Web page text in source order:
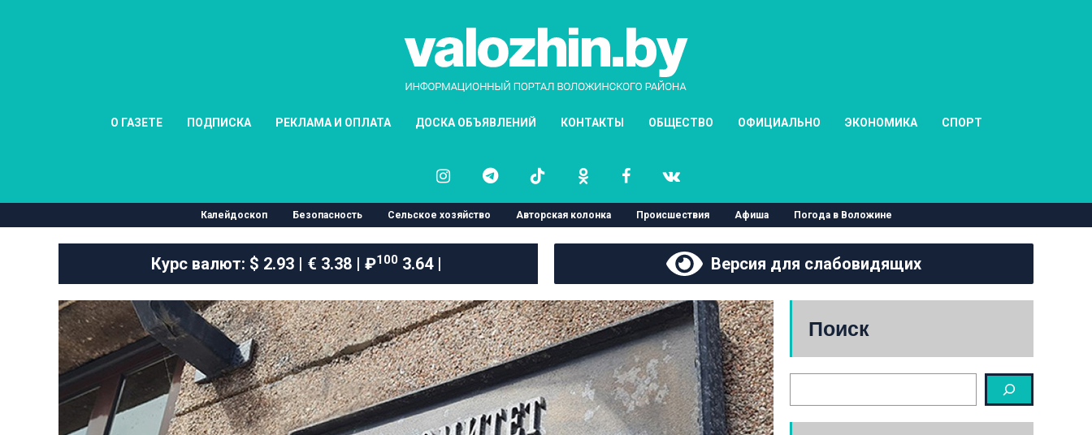
О ГАЗЕТЕ ПОДПИСКА РЕКЛАМА И ОПЛАТА ДОСКА ОБЪЯВЛЕНИЙ КОНТАКТЫ ОБЩЕСТВО ОФИЦИАЛЬНО ЭКОНОМИКА СПОРТ
Калейдоскоп Безопасность Сельское хозяйство Авторская колонка Происшествия Афиша Погода в Воложине
Курс валют: $ 2.93 | € 3.38 | ₽1003.64 | Версия для слабовидящих
Поиск